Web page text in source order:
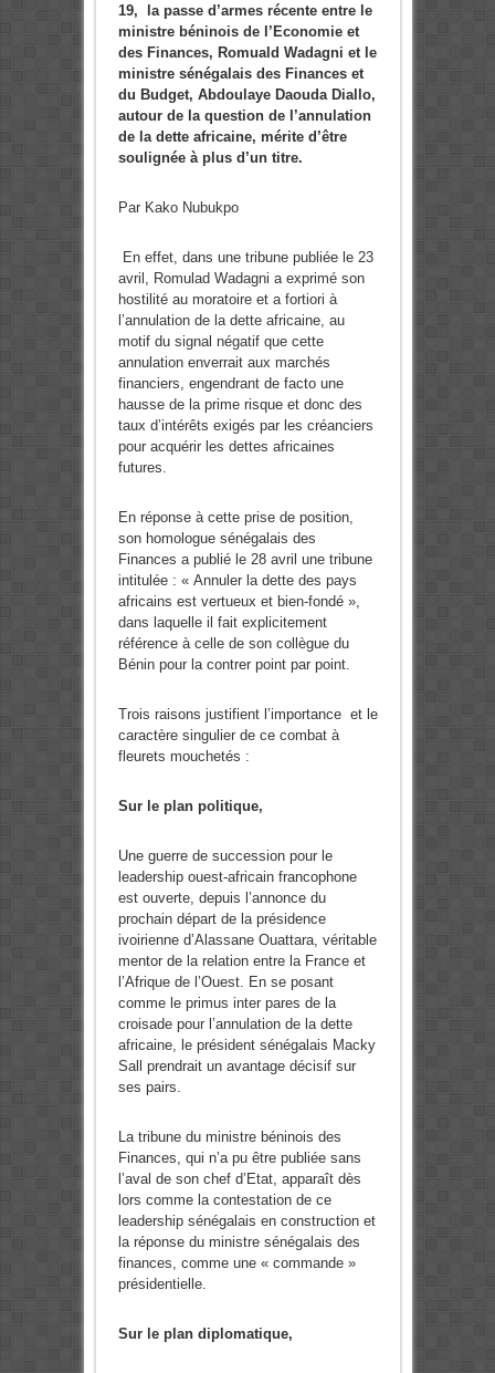
19, la passe d’armes récente entre le
ministre béninois de l’Economie et
des Finances, Romuald Wadagni et le
ministre sénégalais des Finances et
du Budget, Abdoulaye Daouda Diallo,
autour de la question de l’annulation
de la dette africaine, mérite d’être
soulignée à plus d’un titre.
Par Kako Nubukpo
En effet, dans une tribune publiée le 23
avril, Romulad Wadagni a exprimé son
hostilité au moratoire et a fortiori à
l’annulation de la dette africaine, au
motif du signal négatif que cette
annulation enverrait aux marchés
financiers, engendrant de facto une
hausse de la prime risque et donc des
taux d’intérêts exigés par les créanciers
pour acquérir les dettes africaines
futures.
En réponse à cette prise de position,
son homologue sénégalais des
Finances a publié le 28 avril une tribune
intitulée : « Annuler la dette des pays
africains est vertueux et bien-fondé »,
dans laquelle il fait explicitement
référence à celle de son collègue du
Bénin pour la contrer point par point.
Trois raisons justifient l’importance et le
caractère singulier de ce combat à
fleurets mouchetés :
Sur le plan politique,
Une guerre de succession pour le
leadership ouest-africain francophone
est ouverte, depuis l’annonce du
prochain départ de la présidence
ivoirienne d’Alassane Ouattara, véritable
mentor de la relation entre la France et
l’Afrique de l’Ouest. En se posant
comme le primus inter pares de la
croisade pour l’annulation de la dette
africaine, le président sénégalais Macky
Sall prendrait un avantage décisif sur
ses pairs.
La tribune du ministre béninois des
Finances, qui n’a pu être publiée sans
l’aval de son chef d’Etat, apparaît dès
lors comme la contestation de ce
leadership sénégalais en construction et
la réponse du ministre sénégalais des
finances, comme une « commande »
présidentielle.
Sur le plan diplomatique,